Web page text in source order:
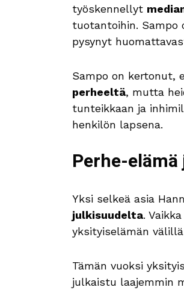
työskennellyt
tuotantoihin. Sampo
pysynyt
Sampo on kertonut,
perheeltä, mutta
tunteikkaan ja
henkilön lapsena.
Perhe-
Yksi selkeä asia
julkisuudelta.
yksityiselämän
Tämän vuoksi
julkaistu laajemmin